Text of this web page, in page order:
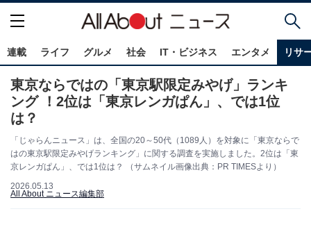
連載 ライフ グルメ 社会 IT・ビジネス エンタメ リサ
東京ならではの「東京駅限定みやげ」ランキ
ング ！2位は「東京レンガぱん」、では1位
は？
「じゃらんニュース」は、全国の20～50代（1089人）を対象に「東京ならで
はの東京駅限定みやげランキング」に関する調査を実施しました。2位は「東
京レンガぱん」、では1位は？ （サムネイル画像出典：PR TIMESより）
2026.05.13
All About ニュース編集部